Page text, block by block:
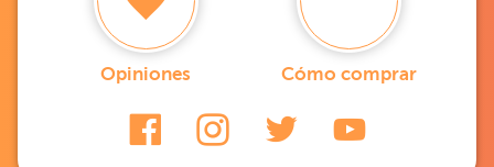
Opiniones Cómo comprar